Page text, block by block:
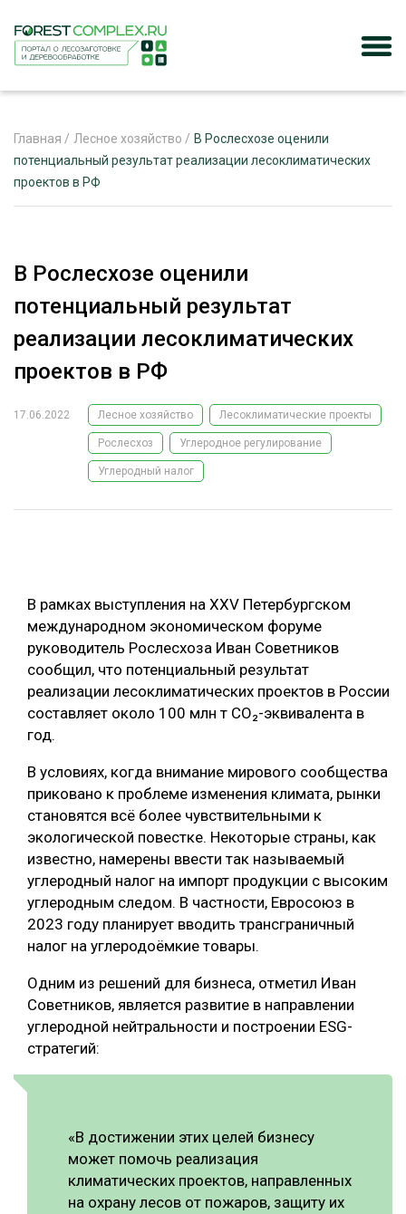
ЖУРНАЛ «ЛЕСНОЙ КОМПЛЕКС»
ЛЕСНОЕ ХОЗЯЙСТВО
ОБРАБОТКА ДРЕВЕСИНЫ
ЦИФРОВАЯ СРЕДА
ЦБП
КОМПЛЕКСНАЯ ПЕРЕРАБОТКА
ЛЕСОПИЛЕНИЕ
ДЕРЕВЯННОЕ ДОМОСТРОЕНИЕ
БЕЗОПАСНОЕ ПРОИЗВОДСТВО
СОРТИРОВКА ДРЕВЕСИНЫ
СУШКА ДРЕВЕСИНЫ
МЕБЕЛЬНОЕ ПРОИЗВОДСТВО
ЭКСПЕРТНОЕ МНЕНИЕ
Главная / Лесное хозяйство / В Рослесхозе оценили
потенциальный результат реализации лесоклиматических
проектов в РФ
В Рослесхозе оценили
потенциальный результат
реализации лесоклиматических
проектов в РФ
17.06.2022 Лесное хозяйство Лесоклиматические проекты
Рослесхоз Углеродное регулирование
Углеродный налог
В рамках выступления на XXV Петербургском
международном экономическом форуме
руководитель Рослесхоза Иван Советников
сообщил, что потенциальный результат
реализации лесоклиматических проектов в России
составляет около 100 млн т CO₂-эквивалента в
год.
В условиях, когда внимание мирового сообщества
приковано к проблеме изменения климата, рынки
становятся всё более чувствительными к
экологической повестке. Некоторые страны, как
известно, намерены ввести так называемый
углеродный налог на импорт продукции с высоким
углеродным следом. В частности, Евросоюз в
2023 году планирует вводить трансграничный
налог на углеродоёмкие товары.
Одним из решений для бизнеса, отметил Иван
Советников, является развитие в направлении
углеродной нейтральности и построении ESG-
стратегий:
«В достижении этих целей бизнесу
может помочь реализация
климатических проектов, направленных
на охрану лесов от пожаров, защиту их